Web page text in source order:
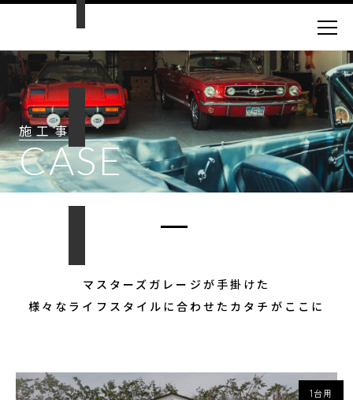
施工事例
CASE
マスターズガレージが手掛けた
様々なライフスタイルに合わせたカタチがここに
1台用